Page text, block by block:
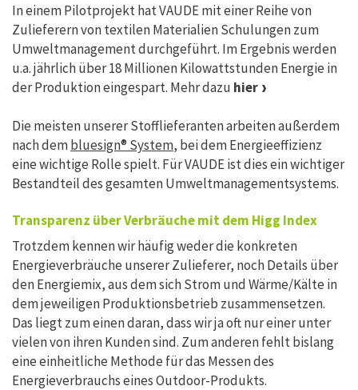
In einem Pilotprojekt hat VAUDE mit einer Reihe von
Zulieferern von textilen Materialien Schulungen zum
Umweltmanagement durchgeführt. Im Ergebnis werden
u.a. jährlich über 18 Millionen Kilowattstunden Energie in
der Produktion eingespart. Mehr dazu hier
Die meisten unserer Stofflieferanten arbeiten außerdem
nach dembluesign® System, bei dem Energieeffizienz
eine wichtige Rolle spielt. Für VAUDE ist dies ein wichtiger
Bestandteil des gesamten Umweltmanagementsystems.
Transparenz über Verbräuche mit dem Higg Index
Trotzdem kennen wir häufig weder die konkreten
Energieverbräuche unserer Zulieferer, noch Details über
den Energiemix, aus dem sich Strom und Wärme/Kälte in
dem jeweiligen Produktionsbetrieb zusammensetzen.
Das liegt zum einen daran, dass wir ja oft nur einer unter
vielen von ihren Kunden sind. Zum anderen fehlt bislang
eine einheitliche Methode für das Messen des
Energieverbrauchs eines Outdoor-Produkts.